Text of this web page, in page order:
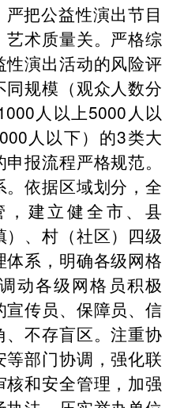
把公益性演出节目
术质量关。严格综
演出活动的风险评
规模（观众人数分
人以上5000人以
人以下）的3类大
报流程严格规范。
依据区域划分，全
建立健全市、县
）、村（社区）四级
系，明确各级网格
动各级网格员积极
传员、保障员、信
不存盲区。注重协
部门协调，强化联
和安全管理，加强